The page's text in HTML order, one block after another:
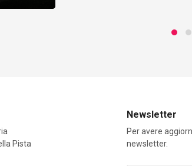
Pista
Newsletter
Per avere
newsletter.